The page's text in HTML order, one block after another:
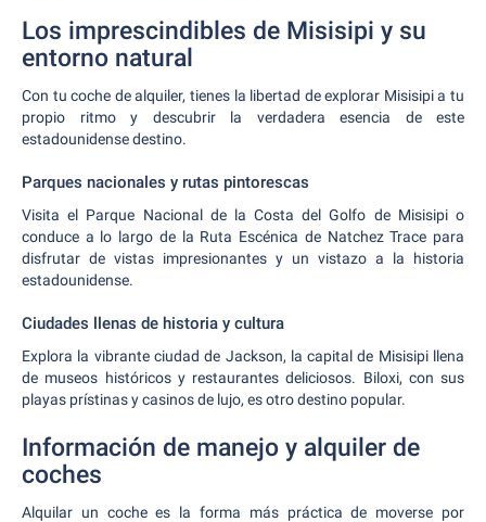
Los imprescindibles de Misisipi y su
entorno natural
Con tu coche de alquiler, tienes la libertad de explorar Misisipi a tu
propio ritmo y descubrir la verdadera esencia de este
estadounidense destino.
Parques nacionales y rutas pintorescas
Visita el Parque Nacional de la Costa del Golfo de Misisipi o
conduce a lo largo de la Ruta Escénica de Natchez Trace para
disfrutar de vistas impresionantes y un vistazo a la historia
estadounidense.
Ciudades llenas de historia y cultura
Explora la vibrante ciudad de Jackson, la capital de Misisipi llena
de museos históricos y restaurantes deliciosos. Biloxi, con sus
playas prístinas y casinos de lujo, es otro destino popular.
Información de manejo y alquiler de
coches
Alquilar un coche es la forma más práctica de moverse por